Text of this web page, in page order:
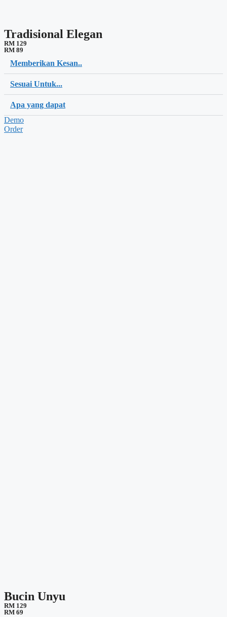
Tradisional Elegan
RM 129
RM 89
Memberikan Kesan..
Sesuai Untuk...
Apa yang dapat
Demo
Order
Bucin Unyu
RM 129
RM 69